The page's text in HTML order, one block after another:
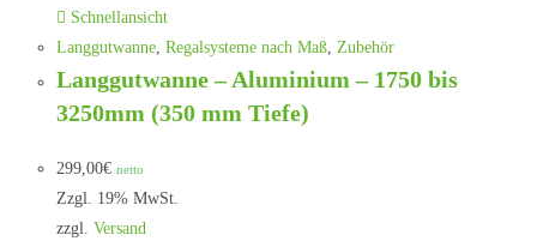
Schnellansicht
Langgutwanne,Regalsysteme nach Maß,Zubehör
Langgutwanne – Aluminium – 1750 bis
3250mm (350 mm Tiefe)
299,00€ netto
Zzgl. 19% MwSt.
zzgl.Versand